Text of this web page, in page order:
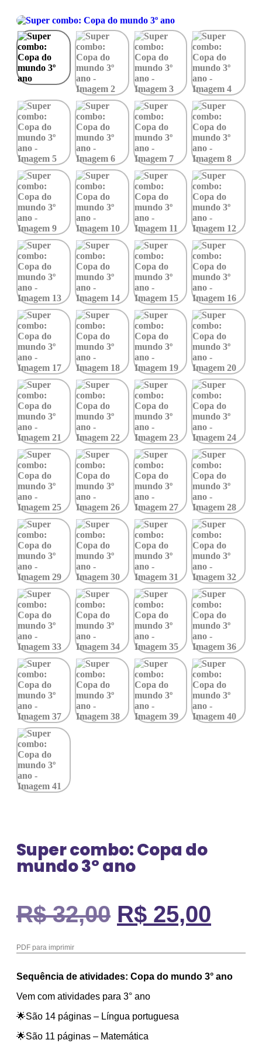
Super combo: Copa do
mundo 3º ano
R$32,00 R$ 25,00
PDF para imprimir
Sequência de atividades: Copa do mundo 3° ano
Vem com atividades para 3° ano
🌟São 14 páginas – Língua portuguesa
🌟São 11 páginas – Matemática